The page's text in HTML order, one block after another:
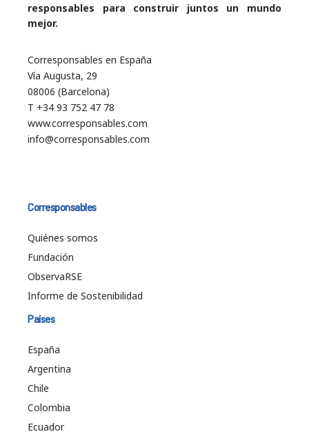
responsables para construir juntos un mundo
mejor.
Corresponsables en España
Vía Augusta, 29
08006 (Barcelona)
T +34 93 752 47 78
www.corresponsables.com
info@corresponsables.com
Corresponsables
Quiénes somos
Fundación
ObservaRSE
Informe de Sostenibilidad
Países
España
Argentina
Chile
Colombia
Ecuador